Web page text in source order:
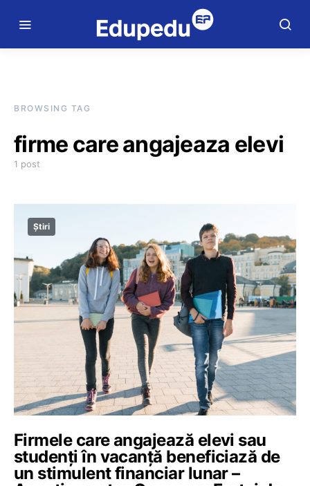
BROWSING TAG
firme care angajeaza elevi
1 post
Știri
Firmele care angajează elevi sau
studenți în vacanță beneficiază de
un stimulent financiar lunar –